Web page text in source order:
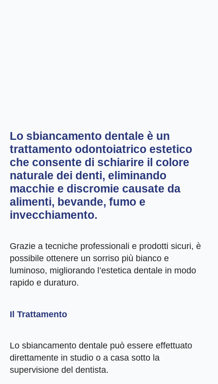
Lo sbiancamento dentale è un
trattamento odontoiatrico estetico
che consente di schiarire il colore
naturale dei denti, eliminando
macchie e discromie causate da
alimenti, bevande, fumo e
invecchiamento.
Grazie a tecniche professionali e prodotti sicuri, è
possibile ottenere un sorriso più bianco e
luminoso, migliorando l’estetica dentale in modo
rapido e duraturo.
Il Trattamento
Lo sbiancamento dentale può essere effettuato
direttamente in studio o a casa sotto la
supervisione del dentista.